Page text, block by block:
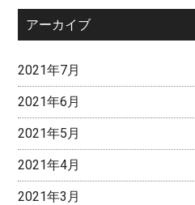
アーカイブ
2021年7月
2021年6月
2021年5月
2021年4月
2021年3月